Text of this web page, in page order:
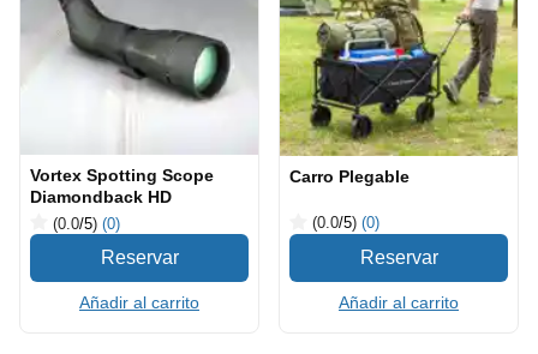
Vortex Spotting Scope
Diamondback HD
(0.0/5) (0)
Añadir al carrito
Carro Plegable
(0.0/5) (0)
Añadir al carrito